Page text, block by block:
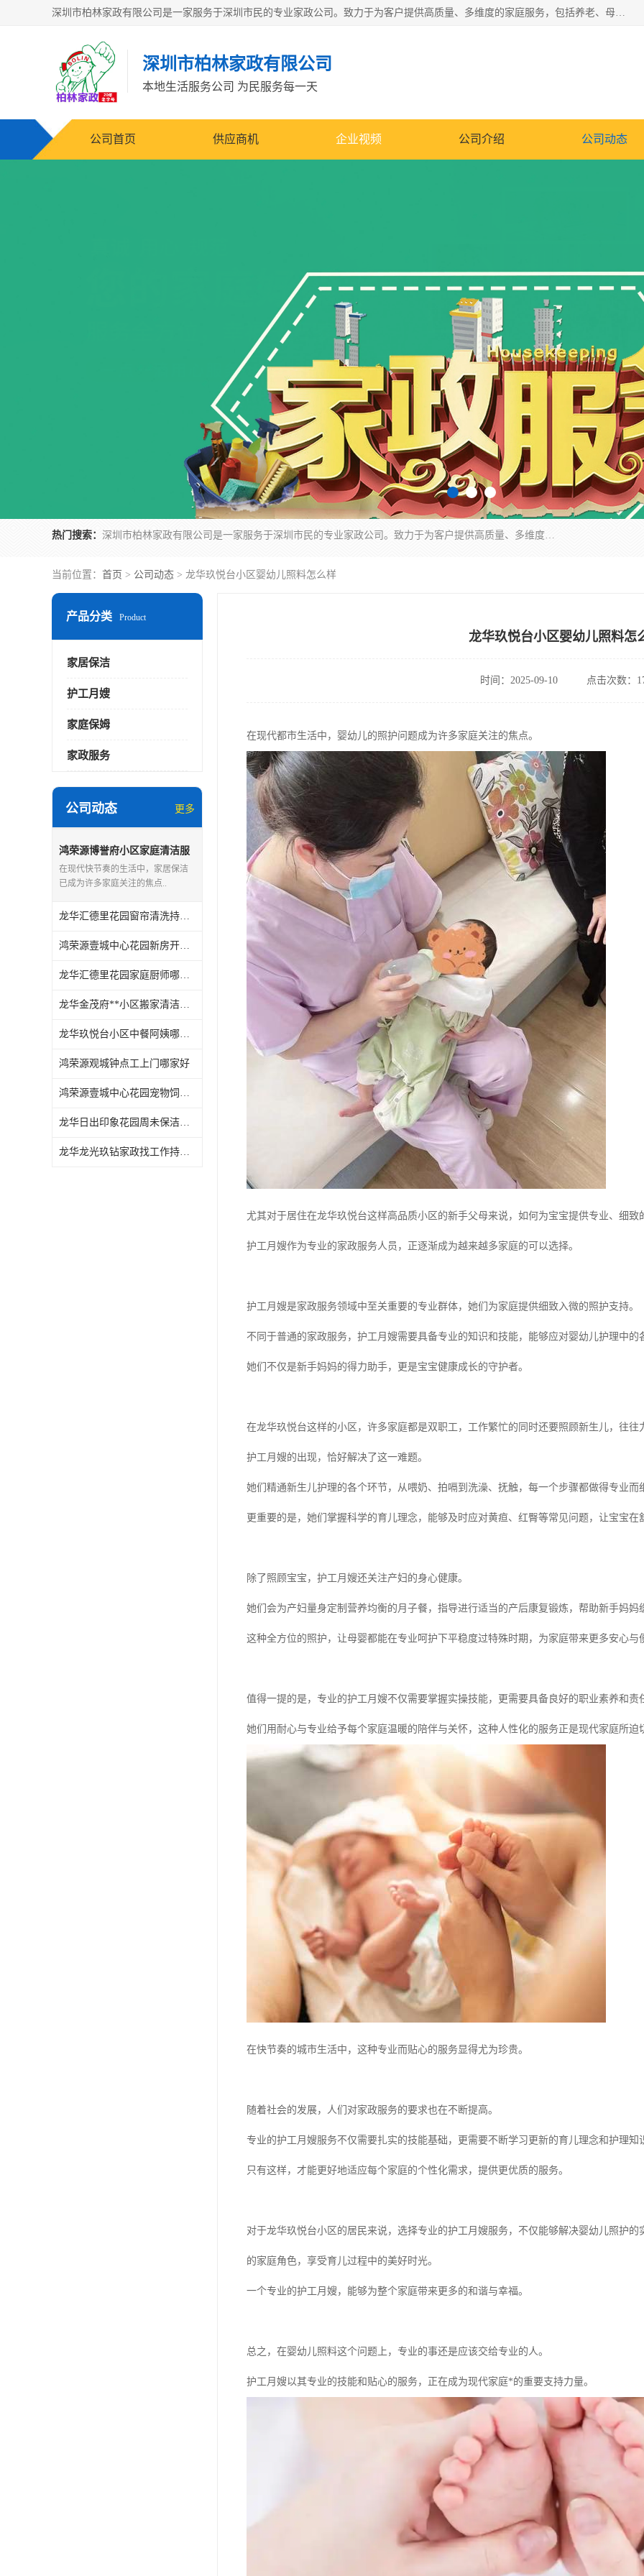
深圳市柏林家政有限公司是一家服务于深圳市民的专业家政公司。致力于为客户提供高质量、多维度的家庭服务，包括养老、母婴、月嫂育婴早教、康复理疗、家电清洗和保洁等方面的专业服务。
深圳市柏林家政有限公司
本地生活服务公司 为民服务每一天
公司首页 供应商机 企业视频 公司介绍 公司动态
热门搜索： 深圳市柏林家政有限公司是一家服务于深圳市民的专业家政公司。致力于为客户提供高质量、多维度的家庭服务，包括养老、母婴、月嫂育婴早教、康复理疗、家电清洗和保洁等方面的专业服务。
当前位置： 首页 > 公司动态 > 龙华玖悦台小区婴幼儿照料怎么样
产品分类 Product
家居保洁
护工月嫂
家庭保姆
家政服务
公司动态 更多
鸿荣源博誉府小区家庭清洁服
务怎么样
在现代快节奏的生活中，家居保洁
已成为许多家庭关注的焦点..
龙华汇德里花园窗帘清洗持证上岗
鸿荣源壹城中心花园新房开荒保洁怎么样
龙华汇德里花园家庭厨师哪家好
龙华金茂府**小区搬家清洁怎么样
龙华玖悦台小区中餐阿姨哪家好
鸿荣源观城钟点工上门哪家好
鸿荣源壹城中心花园宠物饲养上门服务哪家好
龙华日出印象花园周未保洁持证上岗
龙华龙光玖钻家政找工作持证上岗
龙华玖悦台小区婴幼儿照料怎
时间：2025-09-10 点击次数：
在现代都市生活中，婴幼儿的照护问题成为许多家庭关注的焦点。
尤其对于居住在龙华玖悦台这样高品质小区的新手父母来说，如何为宝宝提供专业、细
护工月嫂作为专业的家政服务人员，正逐渐成为越来越多家庭的可以选择。
护工月嫂是家政服务领域中至关重要的专业群体，她们为家庭提供细致入微的照护支持。
不同于普通的家政服务，护工月嫂需要具备专业的知识和技能，能够应对婴幼儿护理中的
她们不仅是新手妈妈的得力助手，更是宝宝健康成长的守护者。
在龙华玖悦台这样的小区，许多家庭都是双职工，工作繁忙的同时还要照顾新生儿，往往
护工月嫂的出现，恰好解决了这一难题。
她们精通新生儿护理的各个环节，从喂奶、拍嗝到洗澡、抚触，每一个步骤都做得专业而
更重要的是，她们掌握科学的育儿理念，能够及时应对黄疸、红臀等常见问题，让宝宝在
除了照顾宝宝，护工月嫂还关注产妇的身心健康。
她们会为产妇量身定制营养均衡的月子餐，指导进行适当的产后康复锻炼，帮助新手妈妈
这种全方位的照护，让母婴都能在专业呵护下平稳度过特殊时期，为家庭带来更多安心与
值得一提的是，专业的护工月嫂不仅需要掌握实操技能，更需要具备良好的职业素养和责
她们用耐心与专业给予每个家庭温暖的陪伴与关怀，这种人性化的服务正是现代家庭所迫
在快节奏的城市生活中，这种专业而贴心的服务显得尤为珍贵。
随着社会的发展，人们对家政服务的要求也在不断提高。
专业的护工月嫂服务不仅需要扎实的技能基础，更需要不断学习更新的育儿理念和护理知
只有这样，才能更好地适应每个家庭的个性化需求，提供更优质的服务。
对于龙华玖悦台小区的居民来说，选择专业的护工月嫂服务，不仅能够解决婴幼儿照护
的家庭角色，享受育儿过程中的美好时光。
一个专业的护工月嫂，能够为整个家庭带来更多的和谐与幸福。
总之，在婴幼儿照料这个问题上，专业的事还是应该交给专业的人。
护工月嫂以其专业的技能和贴心的服务，正在成为现代家庭*的重要支持力量。